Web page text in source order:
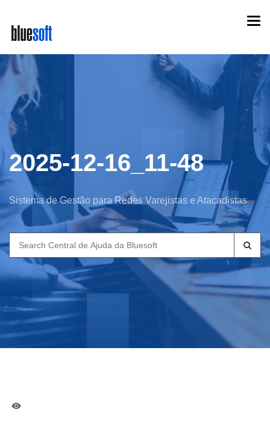
main
content
2025-12-16_11-48
Sistema de Gestão para Redes Varejistas e Atacadistas
Search
for: